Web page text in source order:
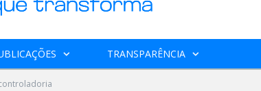
TRANSPARÊNCIA